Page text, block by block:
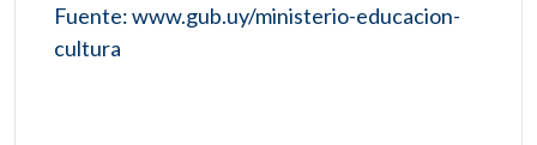
Fuente: www.gub.uy/ministerio-educacion-
cultura